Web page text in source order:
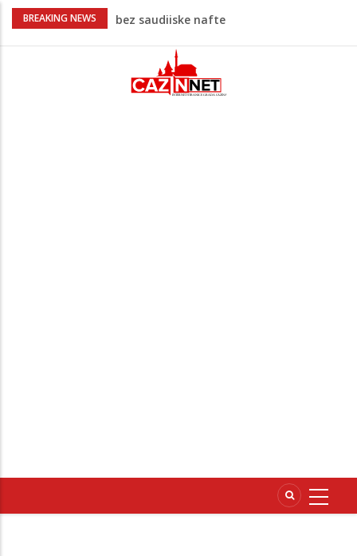
BREAKING NEWS
Vrućine pune hitne pomoći: Sve više
Šta je Vučić prešutio Zelenskom?
Putinovo ime nije smio da izgovori